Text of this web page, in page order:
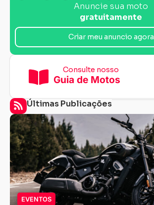
Anuncie sua moto
gratuitamente
Criar meu anuncio agora
Consulte nosso
Guia de Motos
Últimas Publicações
EVENTOS